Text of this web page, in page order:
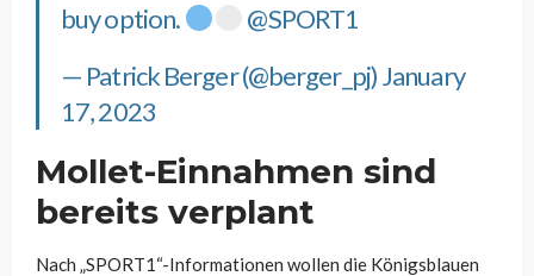
buy option.
@SPORT1
— Patrick Berger (@berger_pj)January
17, 2023
Mollet-Einnahmen sind
bereits verplant
Nach „SPORT1“-Informationen wollen die Königsblauen